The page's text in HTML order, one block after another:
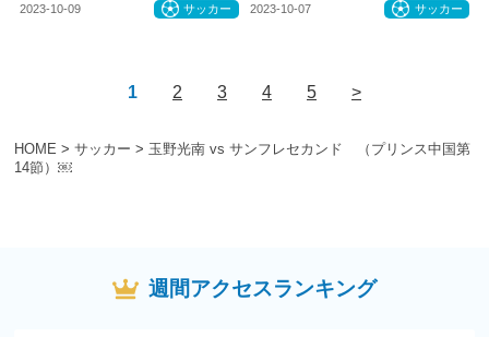
HOME > サッカー > 玉野光南 vs サンフレセカンド （プリンス中国第
14節）￼
2023-10-09 サッカー 2023-10-07 サッカー
1 2 3 4 5 >
週間アクセスランキング